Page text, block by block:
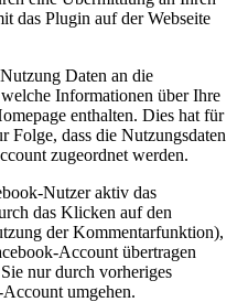
das Plugin auf der Webseite
Daten an die
Informationen über Ihre
enthalten. Dies hat für
Folge, dass die Nutzungsdaten
zugeordnet werden.
Nutzer aktiv das
das Klicken auf den
der Kommentarfunktion),
Account übertragen
nur durch vorheriges
umgehen.